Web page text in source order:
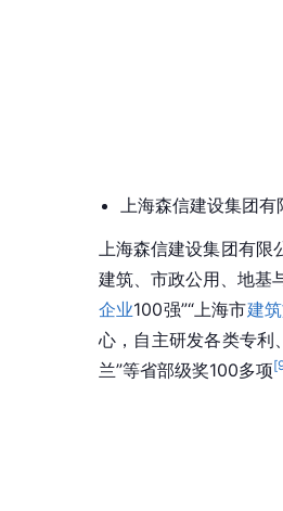
上海森信建设集团有
上海森信建设集团有限
建筑、市政公用、地基
企业100强”“上海市建
心，自主研发各类专利
兰”等省部级奖100多项[